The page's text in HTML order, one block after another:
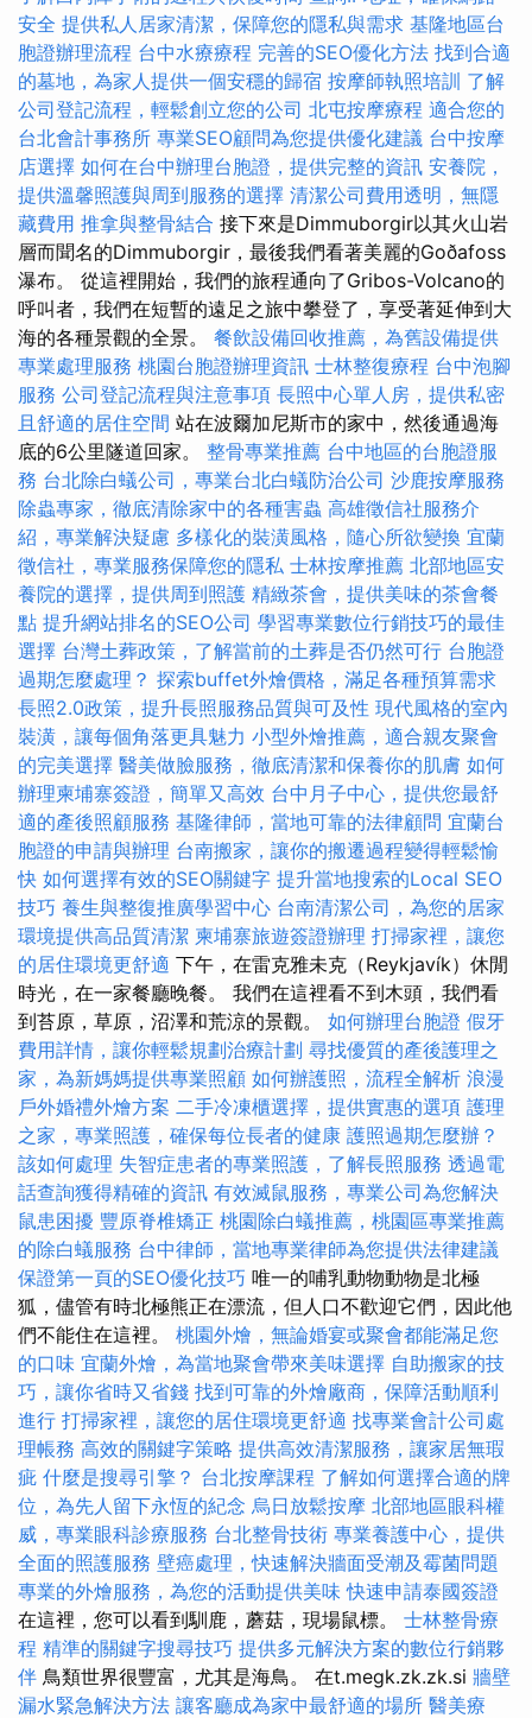
安全 提供私人居家清潔，保障您的隱私與需求 基隆地區台
胞證辦理流程 台中水療療程 完善的SEO優化方法 找到合適
的墓地，為家人提供一個安穩的歸宿 按摩師執照培訓 了解
公司登記流程，輕鬆創立您的公司 北屯按摩療程 適合您的
台北會計事務所 專業SEO顧問為您提供優化建議 台中按摩
店選擇 如何在台中辦理台胞證，提供完整的資訊 安養院，
提供溫馨照護與周到服務的選擇 清潔公司費用透明，無隱
藏費用 推拿與整骨結合 接下來是Dimmuborgir以其火山岩
層而聞名的Dimmuborgir，最後我們看著美麗的Goðafoss
瀑布。 從這裡開始，我們的旅程通向了Gribos-Volcano的
呼叫者，我們在短暫的遠足之旅中攀登了，享受著延伸到大
海的各種景觀的全景。 餐飲設備回收推薦，為舊設備提供
專業處理服務 桃園台胞證辦理資訊 士林整復療程 台中泡腳
服務 公司登記流程與注意事項 長照中心單人房，提供私密
且舒適的居住空間 站在波爾加尼斯市的家中，然後通過海
底的6公里隧道回家。 整骨專業推薦 台中地區的台胞證服
務 台北除白蟻公司，專業台北白蟻防治公司 沙鹿按摩服務
除蟲專家，徹底清除家中的各種害蟲 高雄徵信社服務介
紹，專業解決疑慮 多樣化的裝潢風格，隨心所欲變換 宜蘭
徵信社，專業服務保障您的隱私 士林按摩推薦 北部地區安
養院的選擇，提供周到照護 精緻茶會，提供美味的茶會餐
點 提升網站排名的SEO公司 學習專業數位行銷技巧的最佳
選擇 台灣土葬政策，了解當前的土葬是否仍然可行 台胞證
過期怎麼處理？ 探索buffet外燴價格，滿足各種預算需求
長照2.0政策，提升長照服務品質與可及性 現代風格的室內
裝潢，讓每個角落更具魅力 小型外燴推薦，適合親友聚會
的完美選擇 醫美做臉服務，徹底清潔和保養你的肌膚 如何
辦理柬埔寨簽證，簡單又高效 台中月子中心，提供您最舒
適的產後照顧服務 基隆律師，當地可靠的法律顧問 宜蘭台
胞證的申請與辦理 台南搬家，讓你的搬遷過程變得輕鬆愉
快 如何選擇有效的SEO關鍵字 提升當地搜索的Local SEO
技巧 養生與整復推廣學習中心 台南清潔公司，為您的居家
環境提供高品質清潔 柬埔寨旅遊簽證辦理 打掃家裡，讓您
的居住環境更舒適 下午，在雷克雅未克（Reykjavík）休閒
時光，在一家餐廳晚餐。 我們在這裡看不到木頭，我們看
到苔原，草原，沼澤和荒涼的景觀。 如何辦理台胞證 假牙
費用詳情，讓你輕鬆規劃治療計劃 尋找優質的產後護理之
家，為新媽媽提供專業照顧 如何辦護照，流程全解析 浪漫
戶外婚禮外燴方案 二手冷凍櫃選擇，提供實惠的選項 護理
之家，專業照護，確保每位長者的健康 護照過期怎麼辦？
該如何處理 失智症患者的專業照護，了解長照服務 透過電
話查詢獲得精確的資訊 有效滅鼠服務，專業公司為您解決
鼠患困擾 豐原脊椎矯正 桃園除白蟻推薦，桃園區專業推薦
的除白蟻服務 台中律師，當地專業律師為您提供法律建議
保證第一頁的SEO優化技巧 唯一的哺乳動物動物是北極
狐，儘管有時北極熊正在漂流，但人口不歡迎它們，因此他
們不能住在這裡。 桃園外燴，無論婚宴或聚會都能滿足您
的口味 宜蘭外燴，為當地聚會帶來美味選擇 自助搬家的技
巧，讓你省時又省錢 找到可靠的外燴廠商，保障活動順利
進行 打掃家裡，讓您的居住環境更舒適 找專業會計公司處
理帳務 高效的關鍵字策略 提供高效清潔服務，讓家居無瑕
疵 什麼是搜尋引擎？ 台北按摩課程 了解如何選擇合適的牌
位，為先人留下永恆的紀念 烏日放鬆按摩 北部地區眼科權
威，專業眼科診療服務 台北整骨技術 專業養護中心，提供
全面的照護服務 壁癌處理，快速解決牆面受潮及霉菌問題
專業的外燴服務，為您的活動提供美味 快速申請泰國簽證
在這裡，您可以看到馴鹿，蘑菇，現場鼠標。 士林整骨療
程 精準的關鍵字搜尋技巧 提供多元解決方案的數位行銷夥
伴 鳥類世界很豐富，尤其是海鳥。 在t.megk.zk.zk.si 牆壁
漏水緊急解決方法 讓客廳成為家中最舒適的場所 醫美療